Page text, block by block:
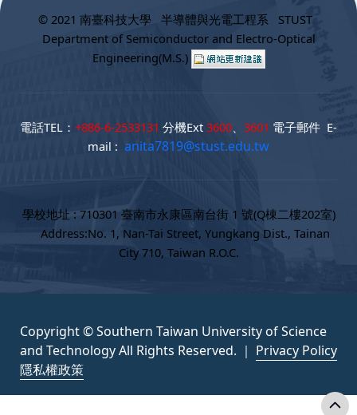
© 2021 南臺科技大學 半導體與光電工程系 STUST
Department of Semiconductor and Electro-Optical
Engineering(M.S.)
電話TEL： +886-6-2533131 分機Ext 3600、 3601 電子郵件 E-
mail : anita7819@stust.edu.tw
學校地址 : 710301 臺南市永康區南台街 1 號(Q棟二樓202室)
Address:No. 1, Nan-Tai Street, Yungkang Dist., Tainan
City 710, Taiwan R.O.C.
Copyright © Southern Taiwan University of Science
and Technology All Rights Reserved. ｜ Privacy Policy
隱私權政策